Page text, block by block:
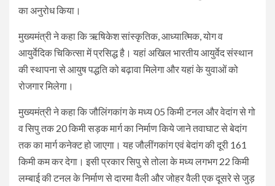
का अनुरोध किया।
मुख्यमंत्री ने कहा कि ऋषिकेश सांस्कृतिक, आध्यात्मिक, योग व
आयुर्वेदिक चिकित्सा में प्रसिद्ध है। यहां अखिल भारतीय आयुर्वेद संस्थान
की स्थापना से आयुष पद्धति को बढ़ावा मिलेगा और यहां के युवाओं को
रोजगार मिलेगा।
मुख्यमंत्री ने कहा कि जौलिंगकांग के मध्य 05 किमी टनल और वेदांग से गो
व सिपु तक 20 किमी सड़क मार्ग का निर्माण किये जाने तवाघाट से बेदांग
तक का मार्ग कनेक्ट हो जाएगा। यह जौलींगकांग एवं बेदांग की दूरी 161
किमी कम कर देगा। इसी प्रकार सिपु से तोला के मध्य लगभग 22 किमी
लम्बाई की टनल के निर्माण से दारमा वैली और जोहर वैली एक दूसरे से जुड़